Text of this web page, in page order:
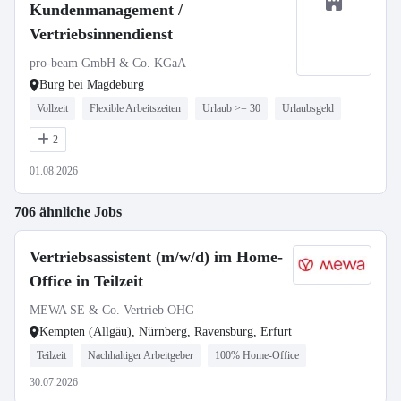
Kundenmanagement /
Vertriebsinnendienst
pro-beam GmbH & Co. KGaA
Burg bei Magdeburg
Vollzeit Flexible Arbeitszeiten Urlaub >= 30 Urlaubsgeld
2
01.08.2026
706 ähnliche Jobs
Vertriebsassistent (m/w/d) im Home-
Office in Teilzeit
MEWA SE & Co. Vertrieb OHG
Kempten (Allgäu), Nürnberg, Ravensburg, Erfurt
Teilzeit Nachhaltiger Arbeitgeber 100% Home-Office
30.07.2026